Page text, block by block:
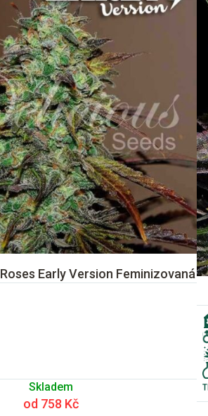
Early Version Feminizovaná
Skladem
od 758 Kč